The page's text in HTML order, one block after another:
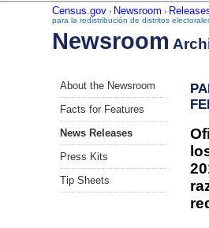
end of headerCensus.gov› Newsroom ›
para la redistribución de distritos
Newsroom
navigation
About the Newsroom
Facts for Features
News Releases
Press Kits
Tip Sheets